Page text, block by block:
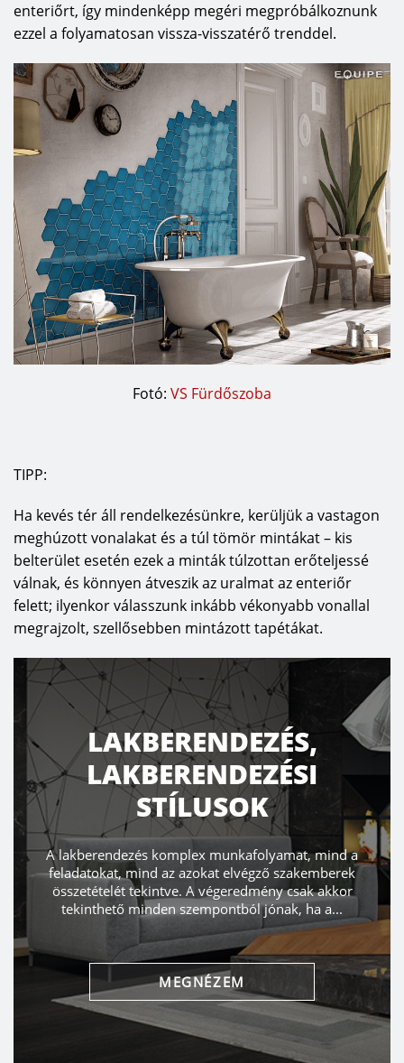
enteriőrt, így mindenképp megéri megpróbálkoznunk
ezzel a folyamatosan vissza-visszatérő trenddel.
Fotó: VS Fürdőszoba
TIPP:
Ha kevés tér áll rendelkezésünkre, kerüljük a vastagon
meghúzott vonalakat és a túl tömör mintákat – kis
belterület esetén ezek a minták túlzottan erőteljessé
válnak, és könnyen átveszik az uralmat az enteriőr
felett; ilyenkor válasszunk inkább vékonyabb vonallal
megrajzolt, szellősebben mintázott tapétákat.
LAKBERENDEZÉS,
LAKBERENDEZÉSI
STÍLUSOK
A lakberendezés komplex munkafolyamat, mind a
feladatokat, mind az azokat elvégző szakemberek
összetételét tekintve. A végeredmény csak akkor
tekinthető minden szempontból jónak, ha a...
MEGNÉZEM